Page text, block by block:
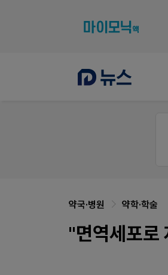
이달의 약국 신
약국·병원 약학·학술
"면역세포로